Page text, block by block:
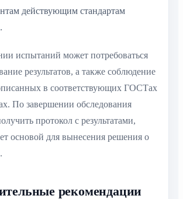
действующим стандартам
испытаний может потребоваться
результатов, а также соблюдение
в соответствующих ГОСТах
По завершении обследования
протокол с результатами,
основой для вынесения решения о
рекомендации